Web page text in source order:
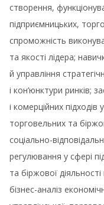
створення,
підприємницьких,
спроможність
та якості лідера;
й управління
і кон’юнктури ринків;
і комерційних підходів
торговельних та
соціально-
регулювання у сфері
та біржової
бізнес-аналіз